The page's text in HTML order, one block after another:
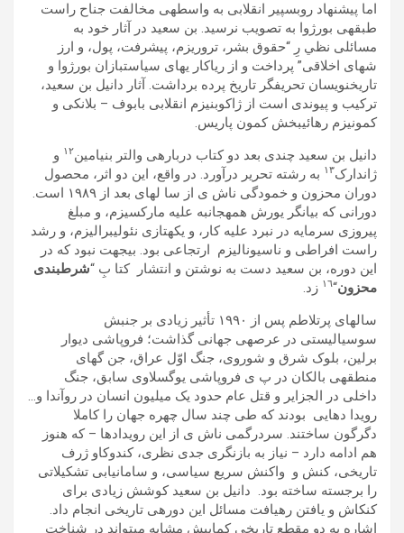
اما پيشنھاد روبسپير انقلابی به واسطهی مخالفت جناح راست
طبقهی بورژوا به تصويب نرسيد. بن سعيد در آثار خود به
مسائلی نظي رِ “حقوق بشر، تروريزم، پيشرفت، پول، و ارز
شھای اخلاقی” پرداخت و از رياکار یھای سياستبازان بورژوا و
تاريخنويسان تحريفگر تاريخ پرده برداشت. آثار دانيل بن سعيد،
ترکيب و پيوندی است از ژاکوبنيزم انقلابی بابوف – بلانکی و
کمونيزم رھائیبخش کمون پاريس.
دانيل بن سعيد چندی بعد دو کتاب دربارهی والتر بنيامين١٢ و
ژاندارک١٣ به رشته تحرير درآورد. در واقع، اين دو اثر، محصول
دوران محزون و خمودگی ناش ی از سا لھای بعد از ١٩٨٩ است.
دورانی که بيانگر يورش ھمهجانبه عليه مارکسيزم، و مبلغ
پيروزی سرمايه در نبرد عليه کار، و يکهتازی نئوليبراليزم، و رشد
راست افراطی و ناسيوناليزم ارتجاعی بود. بیجھت نبود که در
اين دوره، بن سعيد دست به نوشتن و انتشار کتا بِ “شرطبندی
محزون“١٦ زد.
سالھای پرتلاطم پس از ١٩٩٠ تأثير زيادی بر جنبش
سوسياليستی در عرصهی جھانی گذاشت؛ فروپاشی ديوار
برلين، بلوک شرق و شوروی، جنگ اوّل عراق، جن گھای
منطقهی بالکان در پ ی فروپاشی يوگسلاوی سابق، جنگ
داخلی در الجزاير و قتل عام حدود يک ميليون انسان در روآندا و…
رويدا دھايی بودند که طی چند سال چھره جھان را کاملا
دگرگون ساختند. سردرگمی ناش ی از اين رويدادھا – که ھنوز
ھم ادامه دارد – نياز به بازنگری جدی نظری، کندوکاو ژرف
تاريخی، کنش و واکنش سريع سياسی، و سامانيابی تشکيلاتی
را برجسته ساخته بود. دانيل بن سعيد کوشش زيادی برای
کنکاش و يافتن رھيافت مسائل اين دورهی تاريخی انجام داد.
اشاره به دو مقطع تاريخی کمابيش مشابه میتواند در شناخت